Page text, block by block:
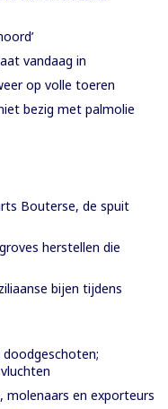
vandaag in
op volle toeren
bezig met palmolie
Bouterse, de spuit
herstellen die
bijen tijdens
molenaars en exporteurs